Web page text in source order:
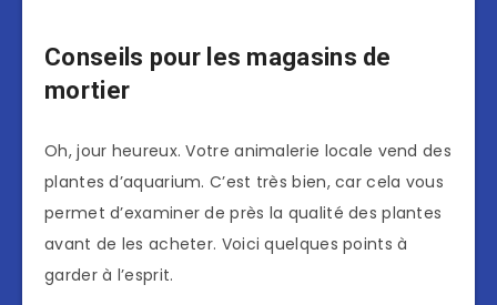
Conseils pour les magasins de
mortier
Oh, jour heureux. Votre animalerie locale vend des
plantes d’aquarium. C’est très bien, car cela vous
permet d’examiner de près la qualité des plantes
avant de les acheter. Voici quelques points à
garder à l’esprit.